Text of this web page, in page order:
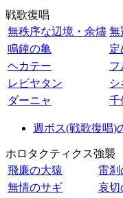
戦歌復唱
無秩序な辺境・余燼 無
鳴鐘の亀
定
ヘカテー
フ
レビヤタン
シ
ダーニャ
千
週ボス(戦歌復唱)
ホロタクティクス強襲
飛廉の大猿
雷刹
無情のサギ
哀切